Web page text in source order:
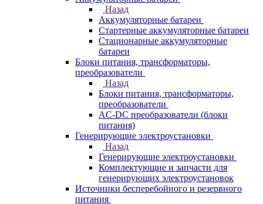
Назад
Аккумуляторные батареи
Стартерные аккумуляторные батареи
Стационарные аккумуляторные
батареи
Блоки питания, трансформаторы,
преобразователи
Назад
Блоки питания, трансформаторы,
преобразователи
AC-DC преобразователи (блоки
питания)
Генерирующие электроустановки
Назад
Генерирующие электроустановки
Комплектующие и запчасти для
генерирующих электроустановок
Источники бесперебойного и резервного
питания